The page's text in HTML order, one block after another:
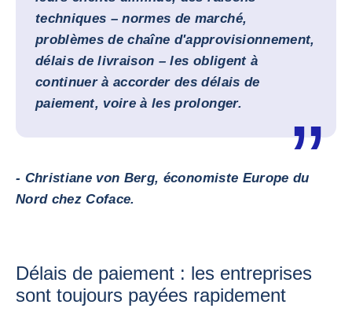
techniques – normes de marché,
problèmes de chaîne d'approvisionnement,
délais de livraison – les obligent à
continuer à accorder des délais de
paiement, voire à les prolonger.
- Christiane von Berg, économiste Europe du
Nord chez Coface.
Délais de paiement : les entreprises
sont toujours payées rapidement